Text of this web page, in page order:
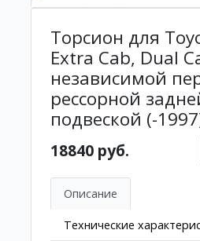
Торсион для
Extra Cab, Dual
независимой
рессорной
подвеской (-
18840 руб.
Описание
Технические